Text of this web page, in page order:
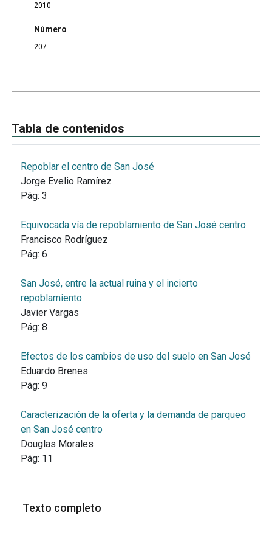
2010
Número
207
Tabla de contenidos
Repoblar el centro de San José
Jorge Evelio Ramírez
Pág: 3
Equivocada vía de repoblamiento de San José centro
Francisco Rodríguez
Pág: 6
San José, entre la actual ruina y el incierto
repoblamiento
Javier Vargas
Pág: 8
Efectos de los cambios de uso del suelo en San José
Eduardo Brenes
Pág: 9
Caracterización de la oferta y la demanda de parqueo
en San José centro
Douglas Morales
Pág: 11
Texto completo